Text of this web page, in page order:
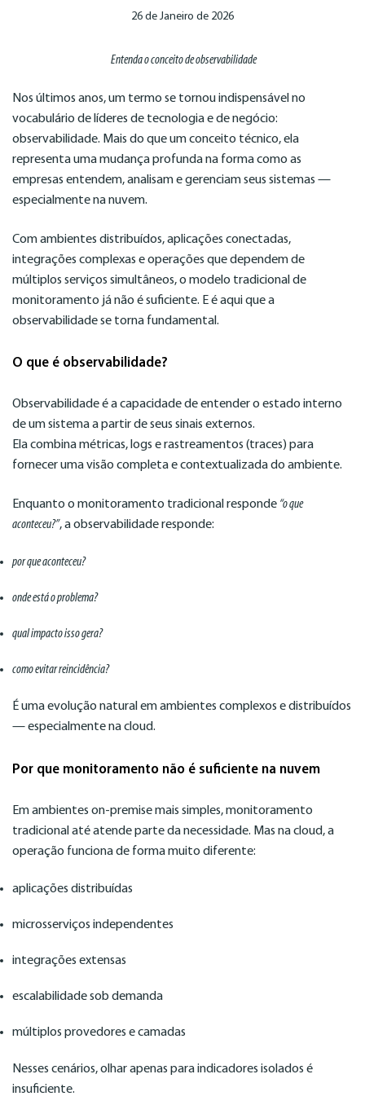
26 de Janeiro de 2026
Entenda o conceito de observabilidade
Nos últimos anos, um termo se tornou indispensável no
vocabulário de líderes de tecnologia e de negócio:
observabilidade. Mais do que um conceito técnico, ela
representa uma mudança profunda na forma como as
empresas entendem, analisam e gerenciam seus sistemas —
especialmente na nuvem.
Com ambientes distribuídos, aplicações conectadas,
integrações complexas e operações que dependem de
múltiplos serviços simultâneos, o modelo tradicional de
monitoramento já não é suficiente. E é aqui que a
observabilidade se torna fundamental.
O que é observabilidade?
Observabilidade é a capacidade de entender o estado interno
de um sistema a partir de seus sinais externos.
Ela combina métricas, logs e rastreamentos (traces) para
fornecer uma visão completa e contextualizada do ambiente.
Enquanto o monitoramento tradicional responde “o que
aconteceu?”, a observabilidade responde:
por que aconteceu?
onde está o problema?
qual impacto isso gera?
como evitar reincidência?
É uma evolução natural em ambientes complexos e distribuídos
— especialmente na cloud.
Por que monitoramento não é suficiente na nuvem
Em ambientes on-premise mais simples, monitoramento
tradicional até atende parte da necessidade. Mas na cloud, a
operação funciona de forma muito diferente:
aplicações distribuídas
microsserviços independentes
integrações extensas
escalabilidade sob demanda
múltiplos provedores e camadas
Nesses cenários, olhar apenas para indicadores isolados é
insuficiente.